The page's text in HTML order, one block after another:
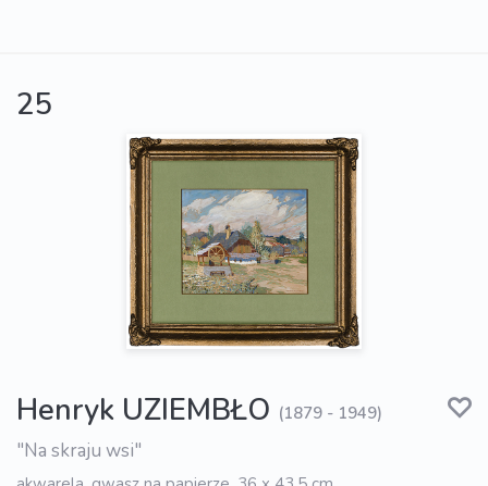
25
Henryk UZIEMBŁO (1879 - 1949)
"Na skraju wsi"